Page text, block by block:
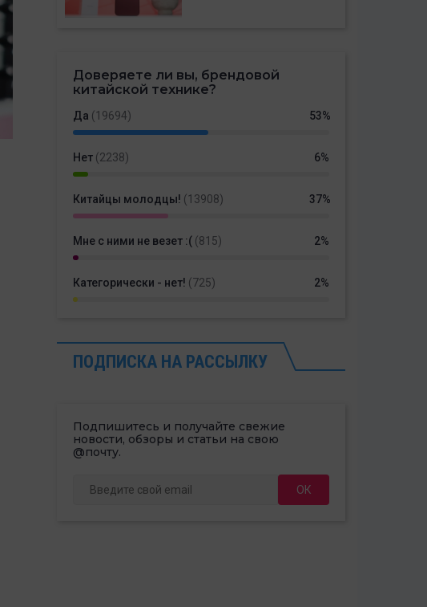
Доверяете ли вы, брендовой
китайской технике?
Да (19694) 53%
Нет (2238) 6%
Китайцы молодцы! (13908) 37%
Мне с ними не везет :( (815) 2%
Категорически - нет! (725) 2%
ПОДПИСКА НА РАССЫЛКУ
Подпишитесь и получайте свежие
новости, обзоры и статьи на свою
@почту.
ОК